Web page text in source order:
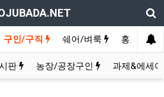
구인/구직 쉐어/벼룩 홍보방
판 농장/공장구인 과제&에세이